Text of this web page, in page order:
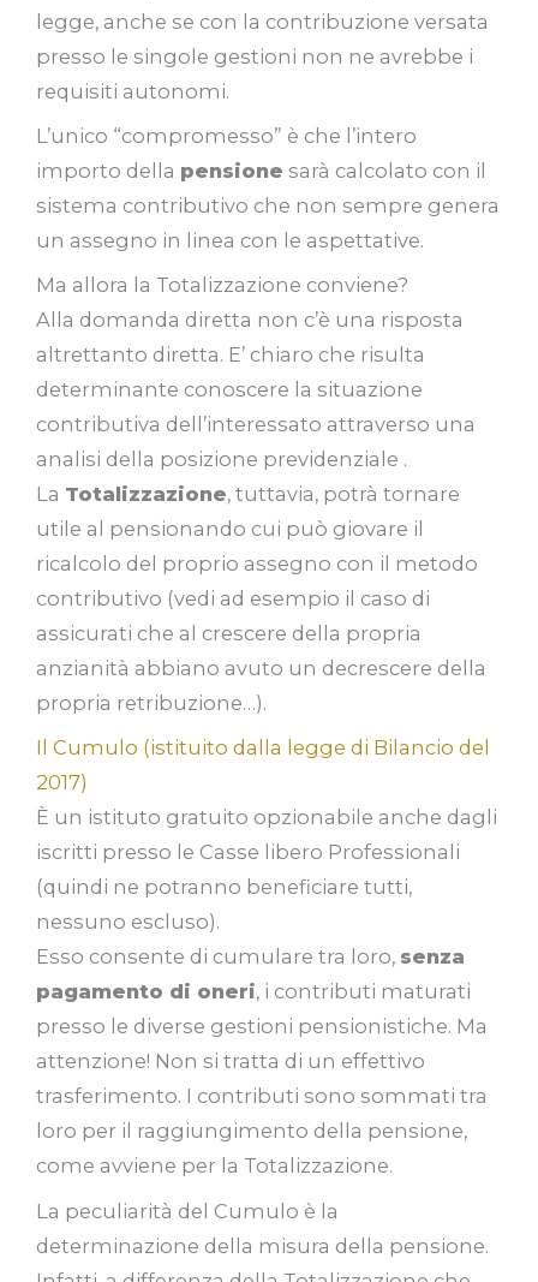
legge, anche se con la contribuzione versata
presso le singole gestioni non ne avrebbe i
requisiti autonomi.
L’unico “compromesso” è che l’intero
importo della pensione sarà calcolato con il
sistema contributivo che non sempre genera
un assegno in linea con le aspettative.
Ma allora la Totalizzazione conviene?
Alla domanda diretta non c’è una risposta
altrettanto diretta. E’ chiaro che risulta
determinante conoscere la situazione
contributiva dell’interessato attraverso una
analisi della posizione previdenziale .
La Totalizzazione, tuttavia, potrà tornare
utile al pensionando cui può giovare il
ricalcolo del proprio assegno con il metodo
contributivo (vedi ad esempio il caso di
assicurati che al crescere della propria
anzianità abbiano avuto un decrescere della
propria retribuzione…).
Il Cumulo (istituito dalla legge di Bilancio del
2017)
È un istituto gratuito opzionabile anche dagli
iscritti presso le Casse libero Professionali
(quindi ne potranno beneficiare tutti,
nessuno escluso).
Esso consente di cumulare tra loro, senza
pagamento di oneri, i contributi maturati
presso le diverse gestioni pensionistiche. Ma
attenzione! Non si tratta di un effettivo
trasferimento. I contributi sono sommati tra
loro per il raggiungimento della pensione,
come avviene per la Totalizzazione.
La peculiarità del Cumulo è la
determinazione della misura della pensione.